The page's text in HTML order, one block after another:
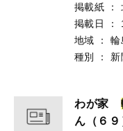
掲載紙 ：
掲載日
：
地域
：
輪
種別
： 新
わが家
ん（６